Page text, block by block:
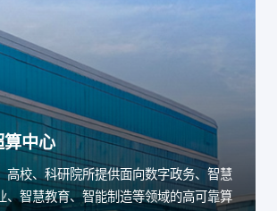
算中心
高校、科研院所提供面向数字政务、智慧
、智慧教育、智能制造等领域的高可靠算